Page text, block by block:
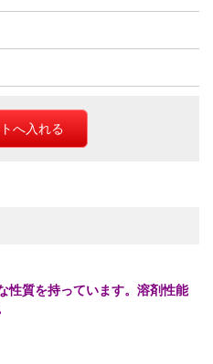
性質を持っています。溶剤性能